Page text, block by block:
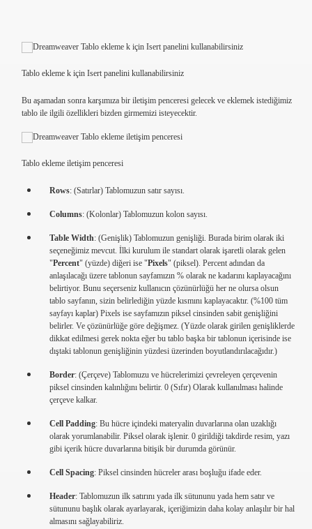
Tablo ekleme k için Isert panelini kullanabilirsiniz
Bu aşamadan sonra karşımıza bir iletişim penceresi gelecek ve eklemek istediğimiz
tablo ile ilgili özellikleri bizden girmemizi isteyecektir.
Tablo ekleme iletişim penceresi
Rows: (Satırlar) Tablomuzun satır sayısı.
Columns: (Kolonlar) Tablomuzun kolon sayısı.
Table Width: (Genişlik) Tablomuzun genişliği. Burada birim olarak iki
seçeneğimiz mevcut. İlki kurulum ile standart olarak işaretli olarak gelen
"Percent" (yüzde) diğeri ise "Pixels" (piksel). Percent adından da
anlaşılacağı üzere tablonun sayfamızın % olarak ne kadarını kaplayacağını
belirtiyor. Bunu seçerseniz kullanıcın çözünürlüğü her ne olursa olsun
tablo sayfanın, sizin belirlediğin yüzde kısmını kaplayacaktır. (%100 tüm
sayfayı kaplar) Pixels ise sayfamızın piksel cinsinden sabit genişliğini
belirler. Ve çözünürlüğe göre değişmez. (Yüzde olarak girilen genişliklerde
dikkat edilmesi gerek nokta eğer bu tablo başka bir tablonun içerisinde ise
dıştaki tablonun genişliğinin yüzdesi üzerinden boyutlandırılacağıdır.)
Border: (Çerçeve) Tablomuzu ve hücrelerimizi çevreleyen çerçevenin
piksel cinsinden kalınlığını belirtir. 0 (Sıfır) Olarak kullanılması halinde
çerçeve kalkar.
Cell Padding: Bu hücre içindeki materyalin duvarlarına olan uzaklığı
olarak yorumlanabilir. Piksel olarak işlenir. 0 girildiği takdirde resim, yazı
gibi içerik hücre duvarlarına bitişik bir durumda görünür.
Cell Spacing: Piksel cinsinden hücreler arası boşluğu ifade eder.
Header: Tablomuzun ilk satırını yada ilk sütununu yada hem satır ve
sütununu başlık olarak ayarlayarak, içeriğimizin daha kolay anlaşılır bir hal
almasını sağlayabiliriz.